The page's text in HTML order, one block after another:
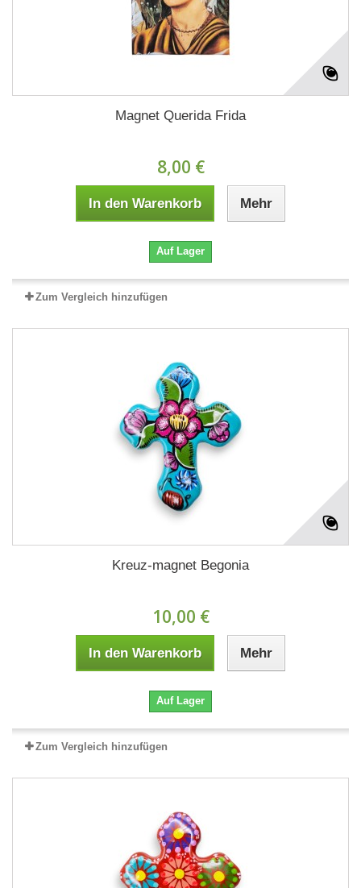
Magnet Querida Frida
8,00 €
In den Warenkorb Mehr
Auf Lager
Zum Vergleich hinzufügen
Kreuz-magnet Begonia
10,00 €
In den Warenkorb Mehr
Auf Lager
Zum Vergleich hinzufügen